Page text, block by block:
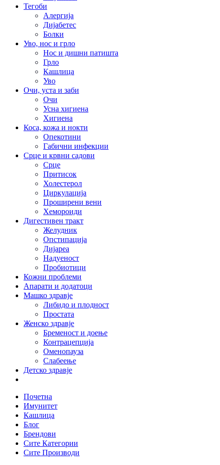
Тегоби
Алергија
Дијабетес
Болки
Уво, нос и грло
Нос и дишни патишта
Грло
Кашлица
Уво
Очи, уста и заби
Очи
Усна хигиена
Хигиена
Коса, кожа и нокти
Опекотини
Габични инфекции
Срце и крвни садови
Срце
Притисок
Холестерол
Циркулација
Проширени вени
Хемороиди
Дигестивен тракт
Желудник
Опстипација
Дијареа
Надуеност
Пробиотици
Кожни проблеми
Апарати и додатоци
Машко здравје
Либидо и плодност
Простата
Женско здравје
Бременост и доење
Контрацепција
Оменопауза
Слабеење
Детско здравје
Почетна
Имунитет
Кашлица
Блог
Брендови
Сите Категории
Сите Производи